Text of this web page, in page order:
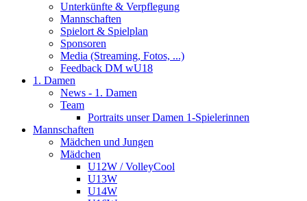
Unterkünfte & Verpflegung
Mannschaften
Spielort & Spielplan
Sponsoren
Media (Streaming, Fotos, ...)
Feedback DM wU18
1. Damen
News - 1. Damen
Team
Portraits unser Damen 1-Spielerinnen
Mannschaften
Mädchen und Jungen
Mädchen
U12W / VolleyCool
U13W
U14W